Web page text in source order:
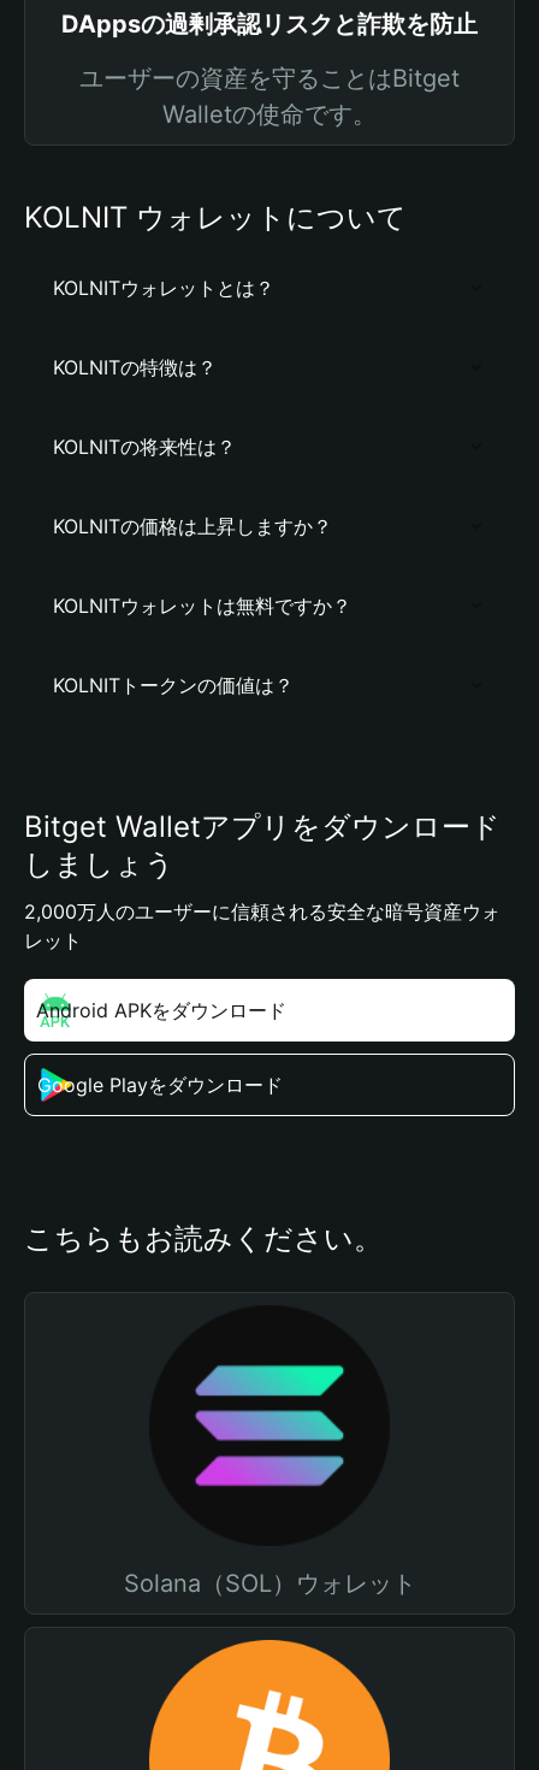
DAppsの過剰承認リスクと詐欺を防止
ユーザーの資産を守ることはBitget
Walletの使命です。
KOLNIT ウォレットについて
KOLNITウォレットとは？
KOLNITの特徴は？
KOLNITの将来性は？
KOLNITの価格は上昇しますか？
KOLNITウォレットは無料ですか？
KOLNITトークンの価値は？
Bitget Walletアプリをダウンロード
しましょう
2,000万人のユーザーに信頼される安全な暗号資産ウォ
レット
Android APKをダウンロード
Google Playをダウンロード
こちらもお読みください。
Solana（SOL）ウォレット